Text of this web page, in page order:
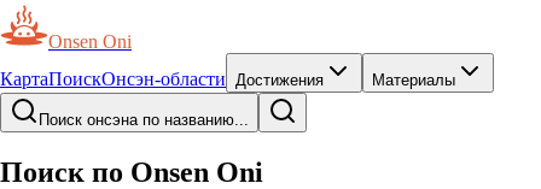
Onsen Oni
КартаПоискОнсэн-области Достижения Материалы
Поиск онсэна по названию...
Поиск по Onsen Oni